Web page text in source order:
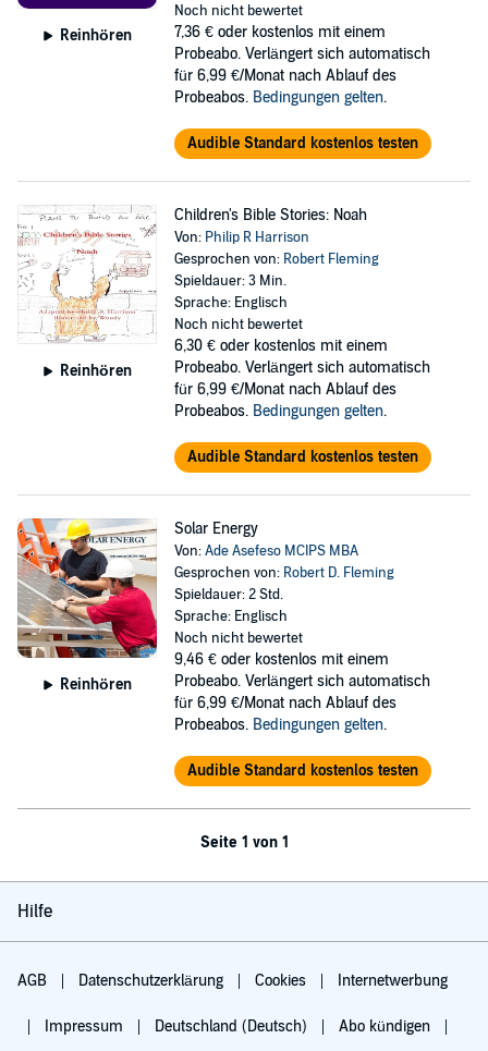
Reinhören
Noch nicht bewertet
7,36 € oder kostenlos mit einem
Probeabo. Verlängert sich automatisch
für 6,99 €/Monat nach Ablauf des
Probeabos. Bedingungen gelten.
Audible Standard kostenlos testen
Reinhören
Children's Bible Stories: Noah
Von: Philip R Harrison
Gesprochen von: Robert Fleming
Spieldauer: 3 Min.
Sprache: Englisch
Noch nicht bewertet
6,30 € oder kostenlos mit einem
Probeabo. Verlängert sich automatisch
für 6,99 €/Monat nach Ablauf des
Probeabos. Bedingungen gelten.
Audible Standard kostenlos testen
Reinhören
Solar Energy
Von:Ade Asefeso MCIPS MBA
Gesprochen von: Robert D. Fleming
Spieldauer: 2 Std.
Sprache: Englisch
Noch nicht bewertet
9,46 € oder kostenlos mit einem
Probeabo. Verlängert sich automatisch
für 6,99 €/Monat nach Ablauf des
Probeabos. Bedingungen gelten.
Audible Standard kostenlos testen
Seite 1 von 1
Hilfe
AGB Datenschutzerklärung Cookies Internetwerbung
Impressum Deutschland (Deutsch) Abo kündigen